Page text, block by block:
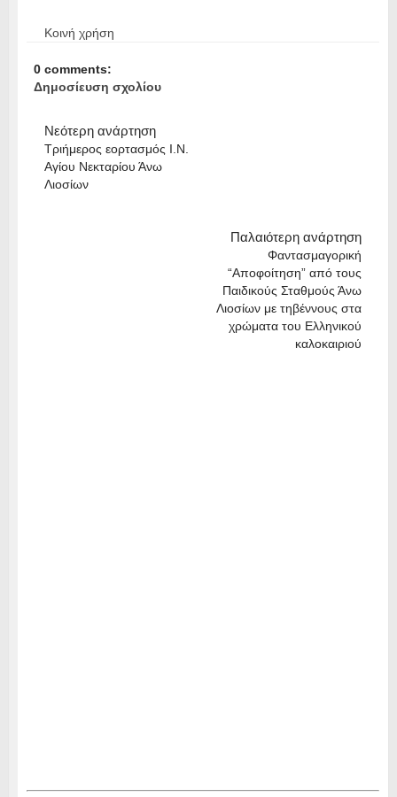
Κοινή χρήση
0 comments:
Δημοσίευση σχολίου
Νεότερη ανάρτηση
Τριήμερος εορτασμός Ι.Ν.
Αγίου Νεκταρίου Άνω
Λιοσίων
Παλαιότερη ανάρτηση
Φαντασμαγορική
“Αποφοίτηση” από τους
Παιδικούς Σταθμούς Άνω
Λιοσίων με τηβέννους στα
χρώματα του Ελληνικού
καλοκαιριού